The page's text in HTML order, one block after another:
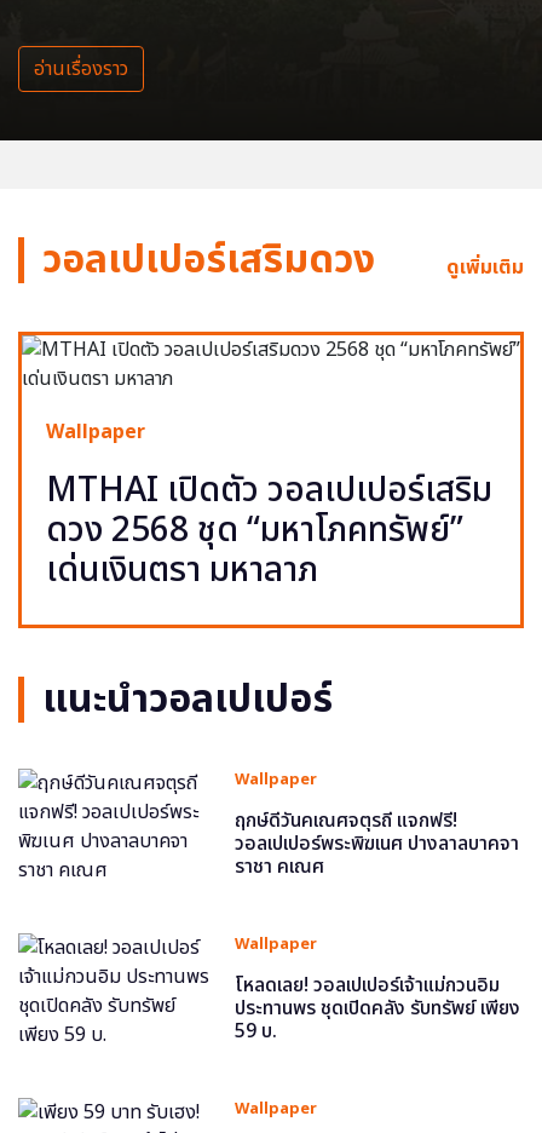
อ่านเรื่องราว
วอลเปเปอร์เสริมดวง ดูเพิ่มเติม
Wallpaper
MTHAI เปิดตัว วอลเปเปอร์เสริม
ดวง 2568 ชุด “มหาโภคทรัพย์”
เด่นเงินตรา มหาลาภ
แนะนำวอลเปเปอร์
Wallpaper
ฤกษ์ดีวันคเณศจตุรถี แจกฟรี!
วอลเปเปอร์พระพิฆเนศ ปางลาลบาคจา
ราชา คเณศ
Wallpaper
โหลดเลย! วอลเปเปอร์เจ้าแม่กวนอิม
ประทานพร ชุดเปิดคลัง รับทรัพย์ เพียง
59 บ.
Wallpaper